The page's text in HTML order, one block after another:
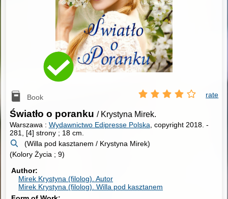
Book rate
Światło o poranku / Krystyna Mirek.
Warszawa : Wydawnictwo Edipresse Polska , copyright 2018. -
281, [4] strony ; 18 cm.
(Willa pod kasztanem / Krystyna Mirek)
(Kolory Życia ; 9)
Author
Mirek Krystyna (filolog).Autor
Mirek Krystyna (filolog). Willa pod kasztanem